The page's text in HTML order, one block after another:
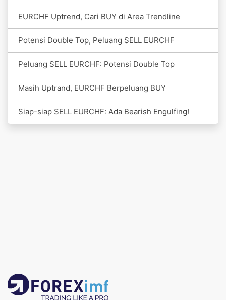
EURCHF Uptrend, Cari BUY di Area Trendline
Potensi Double Top, Peluang SELL EURCHF
Peluang SELL EURCHF: Potensi Double Top
Masih Uptrand, EURCHF Berpeluang BUY
Siap-siap SELL EURCHF: Ada Bearish Engulfing!